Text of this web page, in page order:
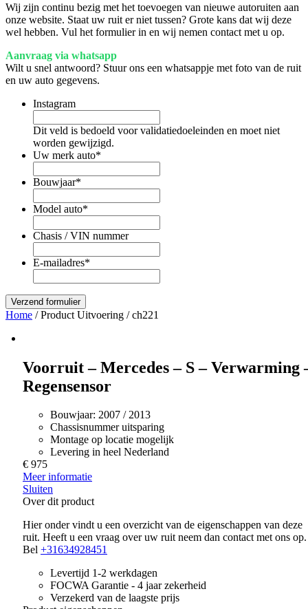
Wij zijn continu bezig met het toevoegen van nieuwe autoruiten aan
onze website. Staat uw ruit er niet tussen? Grote kans dat wij deze
wel hebben. Vul het formulier in en wij nemen contact met u op.
Aanvraag via whatsapp
Wilt u snel antwoord? Stuur ons een whatsappje met foto van de ruit
en uw auto gegevens.
Instagram
Dit veld is bedoeld voor validatiedoeleinden en moet niet
worden gewijzigd.
Uw merk auto*
Bouwjaar*
Model auto*
Chasis / VIN nummer
E-mailadres*
Home / Product Uitvoering / ch221
Voorruit – Mercedes – S – Verwarming
Regensensor
Bouwjaar: 2007 / 2013
Chassisnummer uitsparing
Montage op locatie mogelijk
Levering in heel Nederland
€ 975
Meer informatie
Sluiten
Over dit product
Hier onder vindt u een overzicht van de eigenschappen van deze
ruit. Heeft u een vraag over uw ruit neem dan contact met ons op.
Bel +31634928451
Levertijd 1-2 werkdagen
FOCWA Garantie - 4 jaar zekerheid
Verzekerd van de laagste prijs